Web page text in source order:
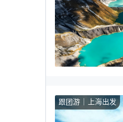
跟团游 上海出发